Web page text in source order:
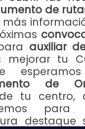
de
más
auxiliar
mejorar tu
de
tu centro,
destaque